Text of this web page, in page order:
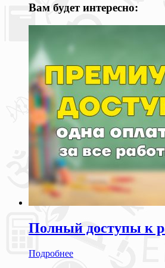
Вам будет интересно:
Полный доступы к
Подробнее